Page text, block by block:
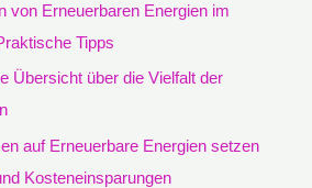
von Erneuerbaren Energien im
Tipps
Übersicht über die Vielfalt der
auf Erneuerbare Energien setzen
Kosteneinsparungen